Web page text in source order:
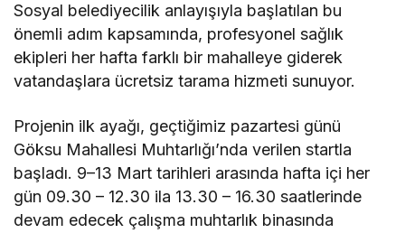
Sosyal belediyecilik anlayışıyla başlatılan bu
önemli adım kapsamında, profesyonel sağlık
ekipleri her hafta farklı bir mahalleye giderek
vatandaşlara ücretsiz tarama hizmeti sunuyor.
Projenin ilk ayağı, geçtiğimiz pazartesi günü
Göksu Mahallesi Muhtarlığı’nda verilen startla
başladı. 9–13 Mart tarihleri arasında hafta içi her
gün 09.30 – 12.30 ila 13.30 – 16.30 saatlerinde
devam edecek çalışma muhtarlık binasında